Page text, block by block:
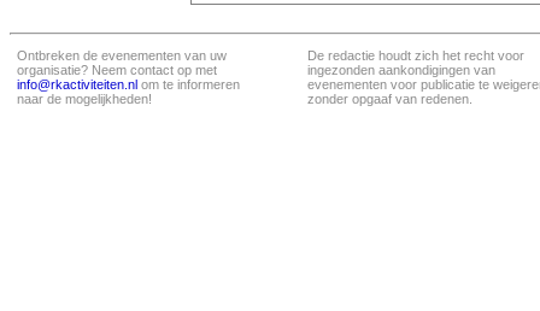
Ontbreken de evenementen van uw
organisatie? Neem contact op met
info@rkactiviteiten.nl om te informeren
naar de mogelijkheden!
De redactie houdt zich het recht voor
ingezonden aankondigingen van
evenementen voor publicatie te
zonder opgaaf van redenen.